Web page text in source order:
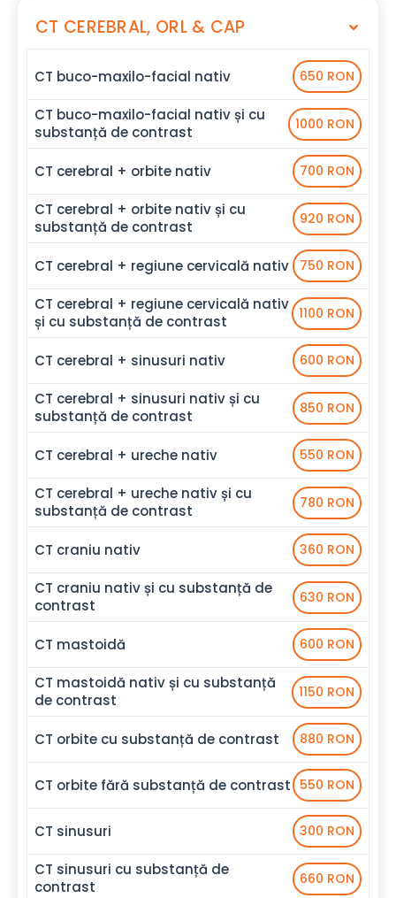
CT CEREBRAL, ORL & CAP
CT buco-maxilo-facial nativ 650 RON
CT buco-maxilo-facial nativ și cu
substanță de contrast
1000 RON
CT cerebral + orbite nativ 700 RON
CT cerebral + orbite nativ și cu
substanță de contrast
920 RON
CT cerebral + regiune cervicală nativ 750 RON
CT cerebral + regiune cervicală nativ
și cu substanță de contrast
1100 RON
CT cerebral + sinusuri nativ 600 RON
CT cerebral + sinusuri nativ și cu
substanță de contrast
850 RON
CT cerebral + ureche nativ 550 RON
CT cerebral + ureche nativ și cu
substanță de contrast
780 RON
CT craniu nativ 360 RON
CT craniu nativ și cu substanță de
contrast
630 RON
CT mastoidă 600 RON
CT mastoidă nativ și cu substanță
de contrast
1150 RON
CT orbite cu substanță de contrast 880 RON
CT orbite fără substanță de contrast 550 RON
CT sinusuri 300 RON
CT sinusuri cu substanță de
contrast
660 RON